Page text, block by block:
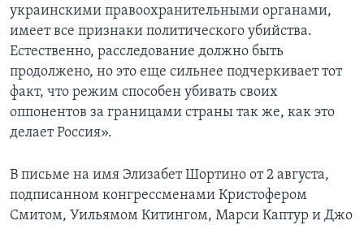
украинскими правоохранительными органами,
имеет все признаки политического убийства.
Естественно, расследование должно быть
продолжено, но это еще сильнее подчеркивает тот
факт, что режим способен убивать своих
оппонентов за границами страны так же, как это
делает Россия».
В письме на имя Элизабет Шортино от 2 августа,
подписанном конгрессменами Кристофером
Смитом, Уильямом Китингом, Марси Каптур и Джо